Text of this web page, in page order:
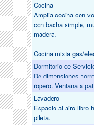
Cocina
Amplia cocina con
con bacha simple,
madera.
Cocina mixta gas/
Dormitorio de
De dimensiones
ropero. Ventana a
Lavadero
Espacio al aire libre
pileta.